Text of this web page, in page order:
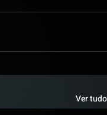
Ver tudo